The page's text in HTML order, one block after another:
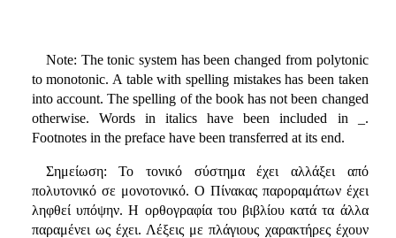
Note: The tonic system has been changed from polytonic
to monotonic. A table with spelling mistakes has been taken
into account. The spelling of the book has not been changed
otherwise. Words in italics have been included in _.
Footnotes in the preface have been transferred at its end.
Σημείωση: Το τονικό σύστημα έχει αλλάξει από
πολυτονικό σε μονοτονικό. Ο Πίνακας παροραμάτων έχει
ληφθεί υπόψην. Η ορθογραφία του βιβλίου κατά τα άλλα
παραμένει ως έχει. Λέξεις με πλάγιους χαρακτήρες έχουν